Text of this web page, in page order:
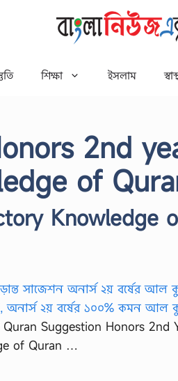
শিক্ষা ইসলাম
2nd
of
Knowledge
Suggestion Honors 2nd
of Quran …